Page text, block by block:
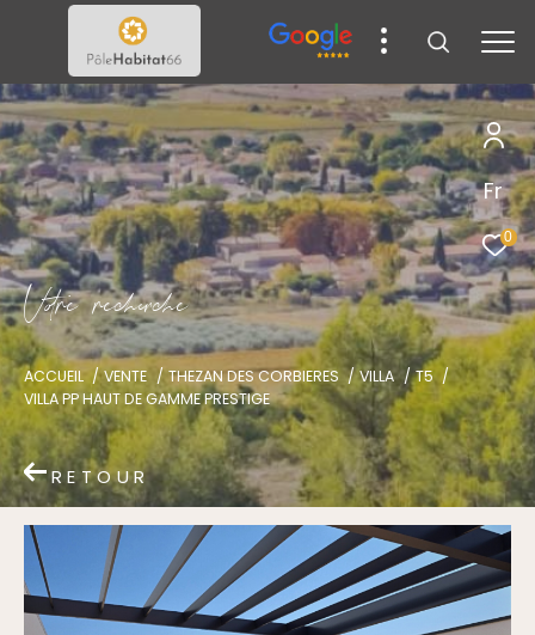
Fr
0
Vore recece
ACCUEIL VENTE THEZAN DES CORBIERES VILLA
T5
VILLA PP HAUT DE GAMME PRESTIGE
RETOUR